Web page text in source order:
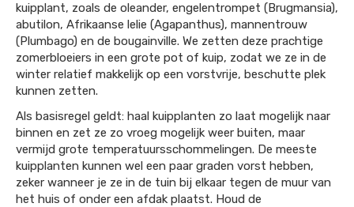
kuipplant, zoals de oleander, engelentrompet (Brugmansia),
abutilon, Afrikaanse lelie (Agapanthus), mannentrouw
(Plumbago) en de bougainville. We zetten deze prachtige
zomerbloeiers in een grote pot of kuip, zodat we ze in de
winter relatief makkelijk op een vorstvrije, beschutte plek
kunnen zetten.
Als basisregel geldt: haal kuipplanten zo laat mogelijk naar
binnen en zet ze zo vroeg mogelijk weer buiten, maar
vermijd grote temperatuursschommelingen. De meeste
kuipplanten kunnen wel een paar graden vorst hebben,
zeker wanneer je ze in de tuin bij elkaar tegen de muur van
het huis of onder een afdak plaatst. Houd de